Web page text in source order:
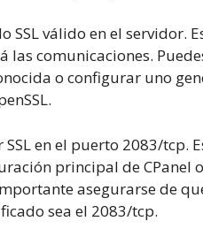
SSL válido en el servidor.
comunicaciones.
o configurar uno
en el puerto 2083/tcp.
principal de CPanel
asegurarse de
sea el 2083/tcp.